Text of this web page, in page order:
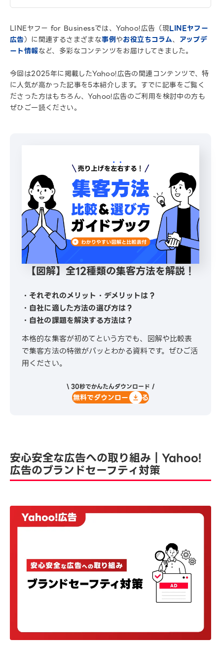
LINEヤフー for Businessでは、Yahoo!広告（現LINEヤフー
広告）に関連するさまざまな事例やお役立ちコラム、 アップデ
ート情報など、多彩なコンテンツをお届けしてきました。
今回は2025年に掲載したYahoo!広告の関連コンテンツで、特
に人気が高かった記事を5本紹介します。すでに記事をご覧く
ださった方はもちろん、Yahoo!広告のご利用を検討中の方も
ぜひご一読ください。
【図解】全12種類の集客方法を解説！
・それぞれのメリット・デメリットは？
・自社に適した方法の選び方は？
・自社の課題を解決する方法は？
本格的な集客が初めてという方でも、図解や比較表
で集客方法の特徴がパッとわかる資料です。ぜひご活
用ください。
\ 30秒でかんたんダウンロード /
無料でダウンロードする
安心安全な広告への取り組み｜Yahoo!
広告のブランドセーフティ対策